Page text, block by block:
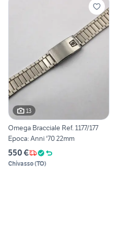
13
Omega Bracciale Ref. 1177/177
Epoca: Anni '70 22mm
550 €
Chivasso(TO)